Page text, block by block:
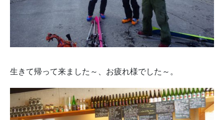
生きて帰って来ました～、お疲れ様でした～。